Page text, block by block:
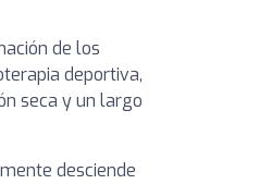
de los
deportiva,
seca y un largo
desciende